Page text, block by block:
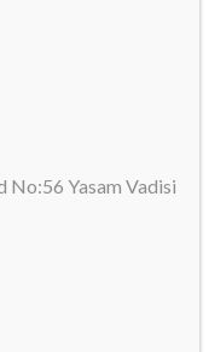
No:56 Yasam Vadisi